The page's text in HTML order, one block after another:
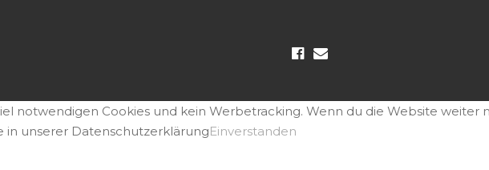
notwendigen Cookies und kein Werbetracking. Wenn du die Website weiter
in unserer DatenschutzerklärungEinverstanden